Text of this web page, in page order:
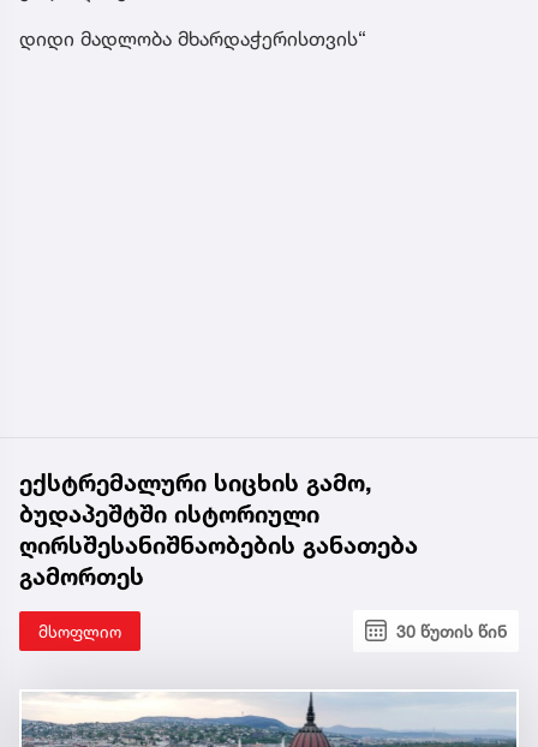
დიდი მადლობა მხარდაჭერისთვის“
ექსტრემალური სიცხის გამო,
ბუდაპეშტში ისტორიული
ღირსშესანიშნაობების განათება
გამორთეს
მსოფლიო 30 წუთის წინ